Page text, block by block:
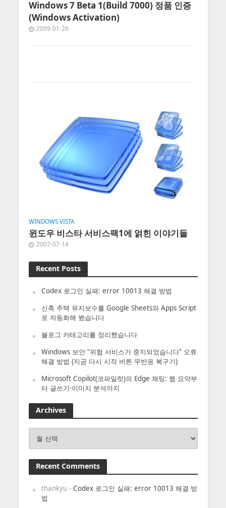
Windows 7 Beta 1(Build 7000) 정품 인증
(Windows Activation)
2009-01-26
WINDOWS VISTA
윈도우 비스타 서비스팩1에 얽힌 이야기들
2007-07-14
Recent Posts
Codex 로그인 실패: error 10013 해결 방법
신축 주택 유지보수를 Google Sheets와 Apps Script
로 자동화해 봤습니다
블로그 카테고리를 정리했습니다
Windows 보안 “위협 서비스가 중지되었습니다” 오류
해결 방법 (지금 다시 시작 버튼 무반응 복구기)
Microsoft Copilot(코파일럿)의 Edge 채팅: 웹 요약부
터 글쓰기·이미지 분석까지
Archives
Recent Comments
thankyu - Codex 로그인 실패: error 10013 해결 방
법